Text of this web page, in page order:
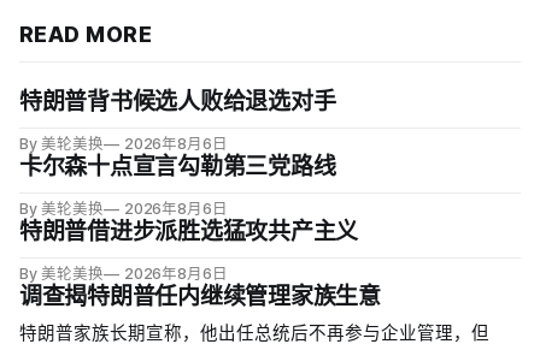
READ MORE
特朗普背书候选人败给退选对手
By 美轮美换 2026年8月6日
卡尔森十点宣言勾勒第三党路线
By 美轮美换 2026年8月6日
特朗普借进步派胜选猛攻共产主义
By 美轮美换 2026年8月6日
调查揭特朗普任内继续管理家族生意
特朗普家族长期宣称，他出任总统后不再参与企业管理，但